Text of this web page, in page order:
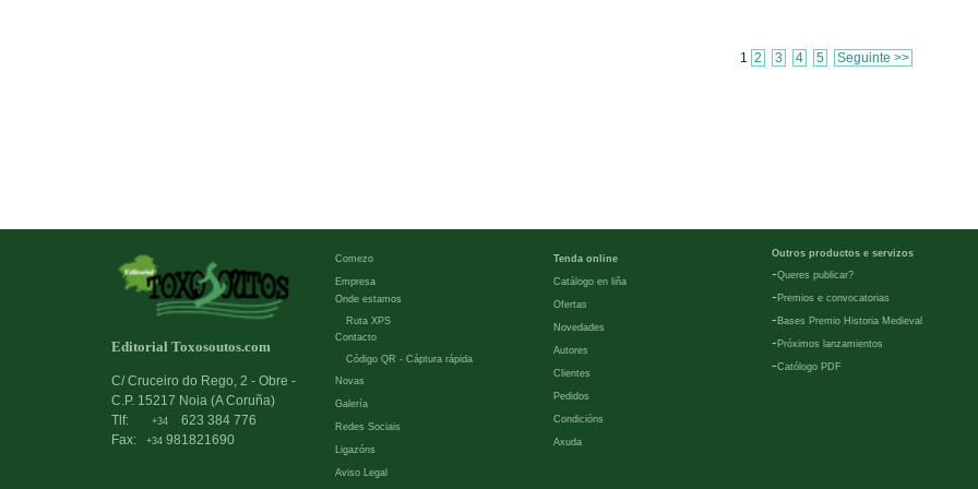
1 2 3 4 5 Seguinte >>
Editorial Toxosoutos.com
C/ Cruceiro do Rego, 2 - Obre -
C.P. 15217 Noia (A Coruña)
Tlf:
+34
623 384 776
Fax:
+34 981821690
Comezo
Empresa
Onde estamos
Ruta XPS
Contacto
Código QR - Cáptura rápida
Novas
Galería
Redes Sociais
Ligazóns
Aviso Legal
Tenda online
Catálogo en liña
Ofertas
Novedades
Autores
Clientes
Pedidos
Condicións
Axuda
Outros productos e servizos
-Queres publicar?
- Premios e convocatorias
- Bases Premio Historia Medieval
- Próximos lanzamientos
-Católogo PDF